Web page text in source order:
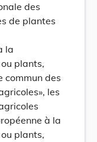
des
de plantes
la
plants,
commun des
les
à la
plants,